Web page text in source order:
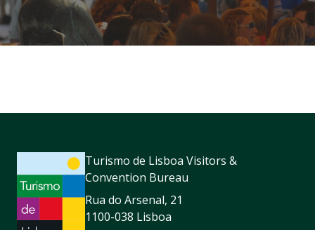
Turismo de Lisboa Visitors &
Convention Bureau
Rua do Arsenal, 21
1100-038 Lisboa